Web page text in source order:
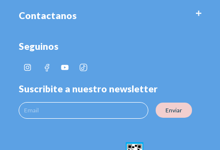
Contactanos
Seguinos
Suscribite a nuestro newsletter
Enviar